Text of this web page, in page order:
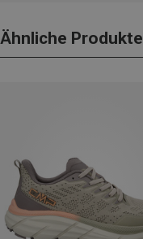
Ähnliche Produkte